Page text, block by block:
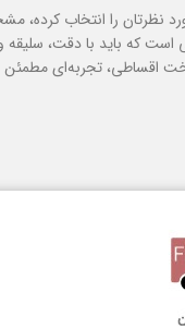
نظرتان را انتخاب کرده،
که باید با دقت، سلیقه
اقساطی، تجربه‌ای